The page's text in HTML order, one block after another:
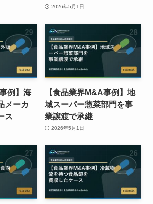
2026年5月1日
例】海
メーカ
ス
【食品業界M&A事例】地
域スーパー惣菜部門を事
業譲渡で承継
2026年5月1日